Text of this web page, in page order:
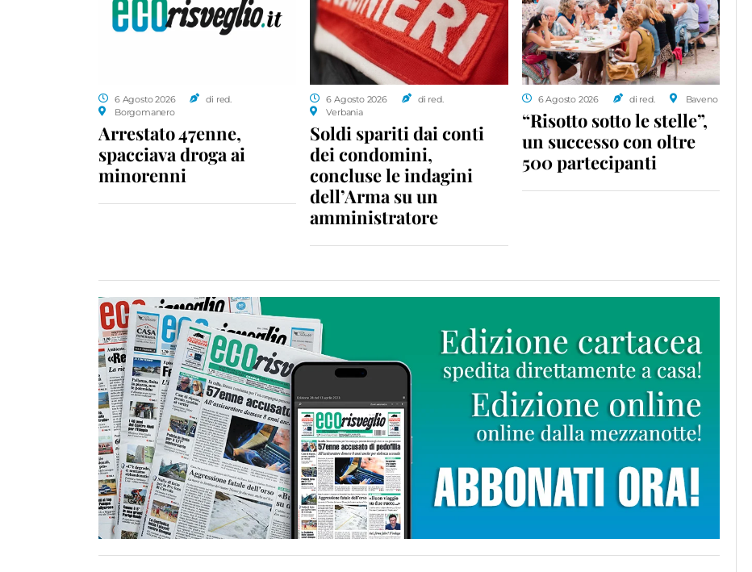
6 Agosto 2026
di red.
Borgomanero
Arrestato 47enne,
spacciava droga ai
minorenni
6 Agosto 2026
di red.
Verbania
Soldi spariti dai conti
dei condomini,
concluse le indagini
dell’Arma su un
amministratore
6 Agosto 2026 di red. Baveno
“Risotto sotto le stelle”,
un successo con oltre
500 partecipanti